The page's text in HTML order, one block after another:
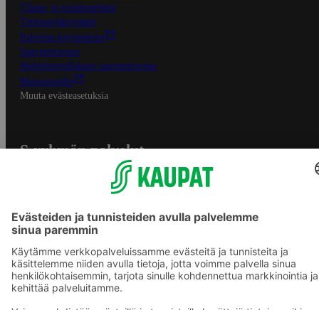
Tilaus- ja toimitusehdot
Tietosuojakäytäntö
Palvelun käyttöehdot
Saavutettavuus
Mobiilisovelluksen saavutettavuus
Mainostajalle
Muuta evästeasetuksia
S-ryhmän palvelut
Yhteishyvä Ruoka -sovellus
S-ostoslista -sovellus
Prisma.fi
Sokos.fi
S-Pankki